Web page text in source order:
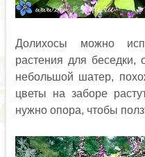
Долихосы можно
растения для беседки,
небольшой шатер,
цветы на заборе
нужно опора, чтобы